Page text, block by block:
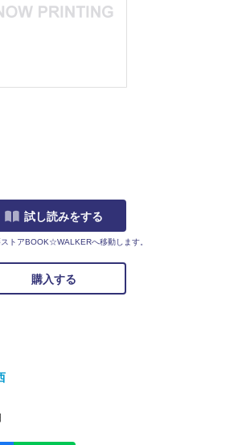
試し読みをする
トアBOOK☆WALKERへ移動します。
購入する